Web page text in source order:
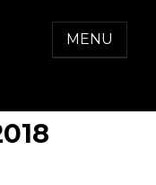
MENU